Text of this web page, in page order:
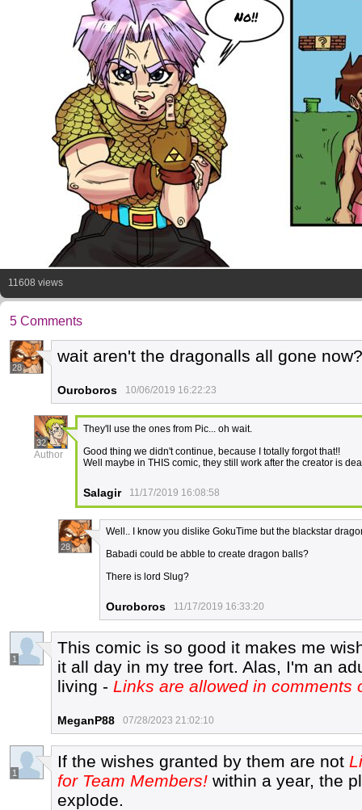
No!!
11608 views
5 Comments
28
wait aren't the dragonalls all gone
Ouroboros 10/06/2019 16:22:23
32
Author
They'll use the ones from Pic... oh wait.
Good thing we didn't continue, because I totally forgot that!!
Well maybe in THIS comic, they still work after the creator is
Salagir 11/17/2019 16:08:58
28
Well.. I know you dislike GokuTime but the blackstar
Babadi could be abble to create dragon balls?
There is lord Slug?
Ouroboros 11/17/2019 16:33:20
1
This comic is so good it makes me
it all day in my tree fort. Alas, I'm an
living - Links are allowed in comments
MeganP88 07/28/2023 21:02:10
1
If the wishes granted by them are not
for Team Members! within a year, the
explode.